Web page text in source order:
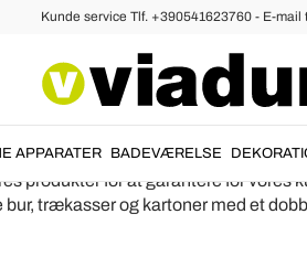
Kunde service Tlf. +390541623760 - E-
APPARATER BADEVÆRELSE
produkter for at garantere for vores
trækasser og kartoner med et